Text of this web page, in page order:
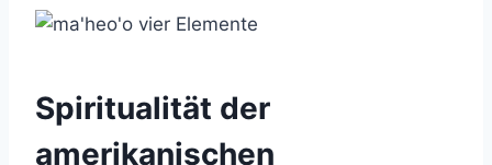
Spiritualität der
amerikanischen